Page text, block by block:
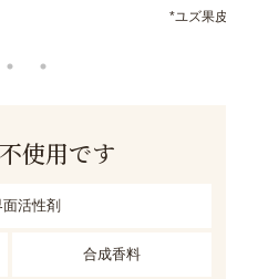
*ユズ果皮油
使用です
活性剤
合成香料